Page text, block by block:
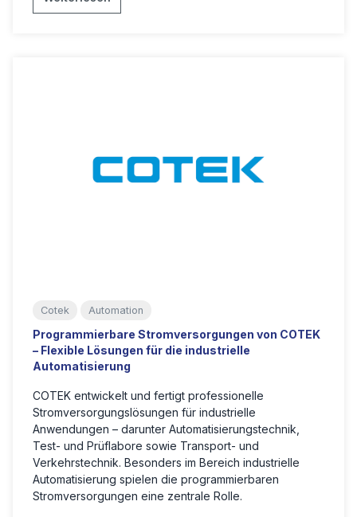
Cotek Automation
Programmierbare Stromversorgungen von COTEK
– Flexible Lösungen für die industrielle
Automatisierung
COTEK entwickelt und fertigt professionelle
Stromversorgungslösungen für industrielle
Anwendungen – darunter Automatisierungstechnik,
Test- und Prüflabore sowie Transport- und
Verkehrstechnik. Besonders im Bereich industrielle
Automatisierung spielen die programmierbaren
Stromversorgungen eine zentrale Rolle.